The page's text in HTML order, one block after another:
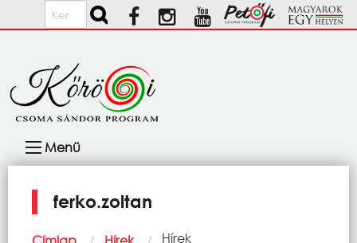
Ugrás a tartalomra
Keresés
navigáció
Menü
ferko.zoltan
Morzsa Current:
Hírek